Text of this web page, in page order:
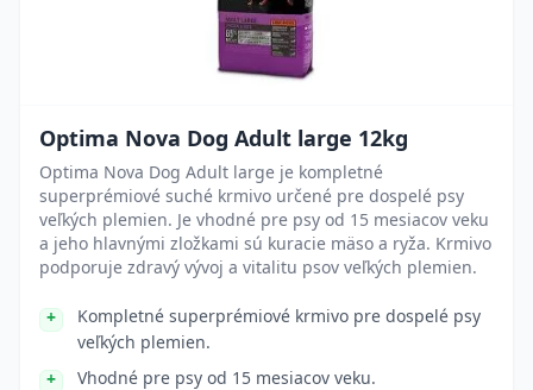
Optima Nova Dog Adult large 12kg
Optima Nova Dog Adult large je kompletné
superprémiové suché krmivo určené pre dospelé psy
veľkých plemien. Je vhodné pre psy od 15 mesiacov veku
a jeho hlavnými zložkami sú kuracie mäso a ryža. Krmivo
podporuje zdravý vývoj a vitalitu psov veľkých plemien.
Kompletné superprémiové krmivo pre dospelé psy
veľkých plemien.
Vhodné pre psy od 15 mesiacov veku.